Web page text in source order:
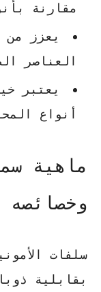
مقارنة
يعزز من
العناصر
يعتبر
أنواع
ماهية
وخصائصه
سلفات
بقابلية